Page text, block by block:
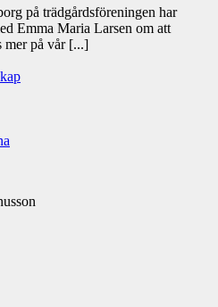
på trädgårdsföreningen har
Emma Maria Larsen om att
mer på vår [...]